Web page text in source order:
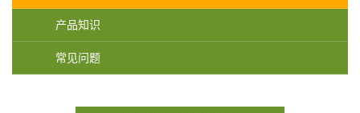
产品知识
常见问题